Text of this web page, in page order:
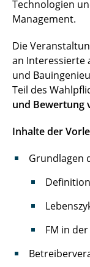
Technologien
Management.
Die
an Interessierte
und
Teil des
und Bewertung
Inhalte der
Grundlagen
FM in